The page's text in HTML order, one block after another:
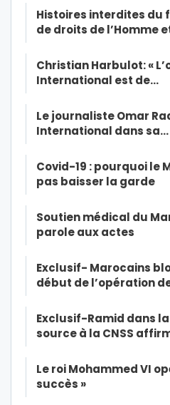
Histoires interdites du
de droits de l’Homme
Christian Harbulot: «
International est de…
Le journaliste Omar
International dans sa…
Covid-19 : pourquoi le
pas baisser la garde
Soutien médical du
parole aux actes
Exclusif- Marocains
début de l’opération
Exclusif-Ramid dans
source à la CNSS
Le roi Mohammed VI
succès »